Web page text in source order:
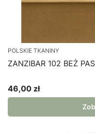
POLSKIE TKANINY
ZANZIBAR 102 BEŻ
Cena
46,00 zł